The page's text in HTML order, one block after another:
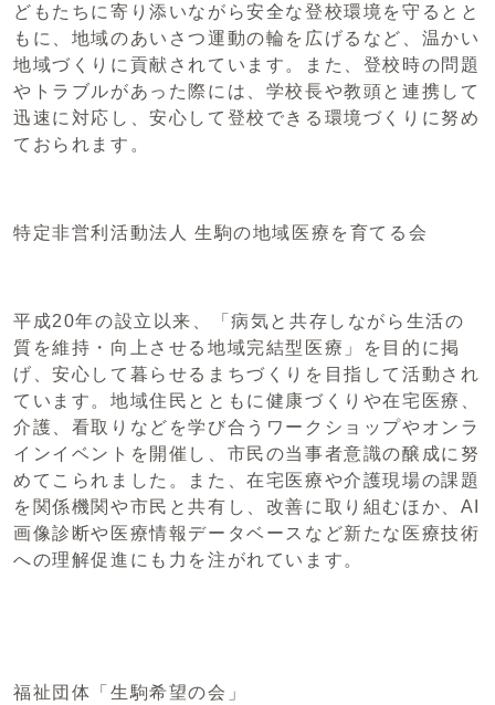
どもたちに寄り添いながら安全な登校環境を守るとと
もに、地域のあいさつ運動の輪を広げるなど、温かい
地域づくりに貢献されています。また、登校時の問題
やトラブルがあった際には、学校長や教頭と連携して
迅速に対応し、安心して登校できる環境づくりに努め
ておられます。
特定非営利活動法人 生駒の地域医療を育てる会
平成20年の設立以来、「病気と共存しながら生活の
質を維持・向上させる地域完結型医療」を目的に掲
げ、安心して暮らせるまちづくりを目指して活動され
ています。地域住民とともに健康づくりや在宅医療、
介護、看取りなどを学び合うワークショップやオンラ
インイベントを開催し、市民の当事者意識の醸成に努
めてこられました。また、在宅医療や介護現場の課題
を関係機関や市民と共有し、改善に取り組むほか、AI
画像診断や医療情報データベースなど新たな医療技術
への理解促進にも力を注がれています。
福祉団体「生駒希望の会」